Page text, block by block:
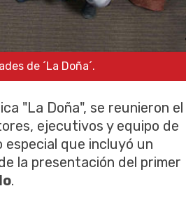
de ´La Doña´.
"La Doña", se reunieron el
ejecutivos y equipo de
que incluyó un
la presentación del primer
.